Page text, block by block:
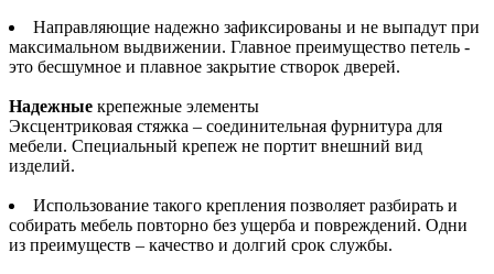
Направляющие надежно зафиксированы и не выпадут при
максимальном выдвижении. Главное преимущество петель -
это бесшумное и плавное закрытие створок дверей.
Надежные крепежные элементы
Эксцентриковая стяжка – соединительная фурнитура для
мебели. Специальный крепеж не портит внешний вид
изделий.
Использование такого крепления позволяет разбирать и
собирать мебель повторно без ущерба и повреждений. Одни
из преимуществ – качество и долгий срок службы.